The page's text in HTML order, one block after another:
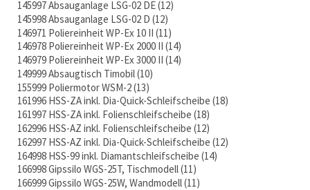
145997 Absauganlage LSG-02 DE 12
145998 Absauganlage LSG-02 D 12
146971 Poliereinheit WP-Ex 10 II 11
146978 Poliereinheit WP-Ex 2000 II 14
146979 Poliereinheit WP-Ex 3000 II 14
149999 Absaugtisch Timobil 10
155999 Poliermotor WSM-2 13
161996 HSS-ZA inkl. Dia-Quick-Schleifscheibe 18
161997 HSS-ZA inkl. Folienschleifscheibe 18
162996 HSS-AZ inkl. Folienschleifscheibe 12
162997 HSS-AZ inkl. Dia-Quick-Schleifscheibe 12
164998 HSS-99 inkl. Diamantschleifscheibe 14
166998 Gipssilo WGS-25T, Tischmodell 11
166999 Gipssilo WGS-25W, Wandmodell 11